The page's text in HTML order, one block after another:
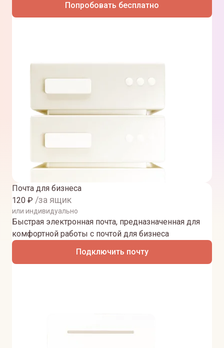
Попробовать бесплатно
Почта для бизнеса
120 ₽ /за ящик
или индивидуально
Быстрая электронная почта, предназначенная для
комфортной работы с почтой для бизнеса
Подключить почту